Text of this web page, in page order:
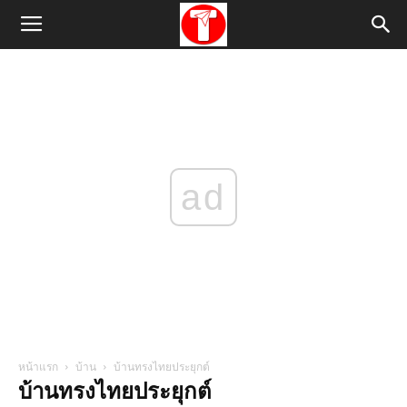
ad
หน้าแรก บ้าน บ้านทรงไทยประยุกต์
บ้านทรงไทยประยุกต์